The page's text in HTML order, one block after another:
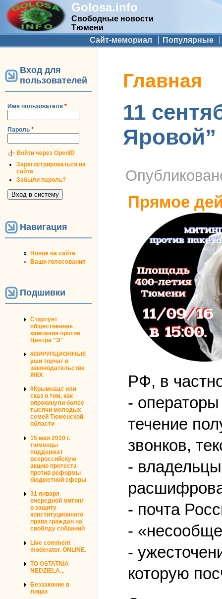
Golosa.info
Свободные новости
Тюмени
Дополнительное меню
Сайт-мемориал Популярные
Вход для
пользователей
Имя пользователя *
Пароль *
Войти через OpenID
Зарегистрироваться на
сайте
Забыли пароль?
Навигация
Новое на сайте
Ваши голосования
Подшивки
Стартует
общественная
кампания против
Центра "Э"
КОРРУПЦИОННЫЕ
уши торчат в
законодательстве
ЖКХ
#Крымнаш! или
сказ о том, как
опрокинули более
тысячи молодых
семей Тюменской
области
15 мая 2010 г.
тюменцы
поддержат
всероссийскую
акцию протеста
против реформы
бюджетной сферы
31 января
очередной митинг
в защиту
конституционного
права граждан на
своблду собраний
Live comment
moderator. ONLINE.
TO OSTATNIA
NEDZIELA...
Беззаконие в
лицах
Вы здесь
Главная
11
Яровой”
Прямое
РФ, в
-
течение
звонков,
-
- почта
-
-
которую